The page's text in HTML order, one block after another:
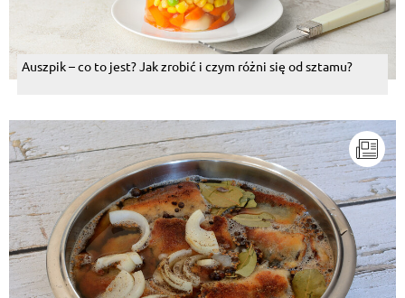
Auszpik – co to jest? Jak zrobić i czym różni się od sztamu?